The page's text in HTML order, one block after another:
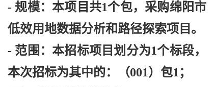
- 规模：本项目共1个包，采购绵阳市
低效用地数据分析和路径探索项目。
- 范围：本招标项目划分为1个标段，
本次招标为其中的：（001）包1；